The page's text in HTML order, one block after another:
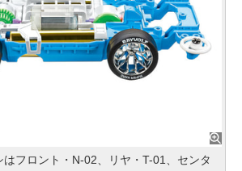
フロント・N-02、リヤ・T-01、センタ